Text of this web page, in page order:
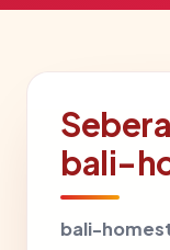
bali-
bali-